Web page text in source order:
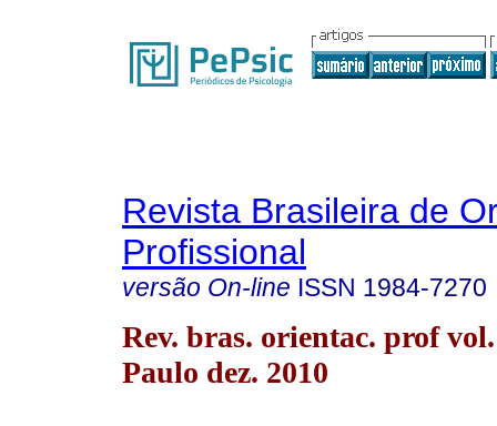
Revista Brasileira de
Profissional
versão On-line ISSN 1984-7270
Rev. bras. orientac. prof
Paulo dez. 2010